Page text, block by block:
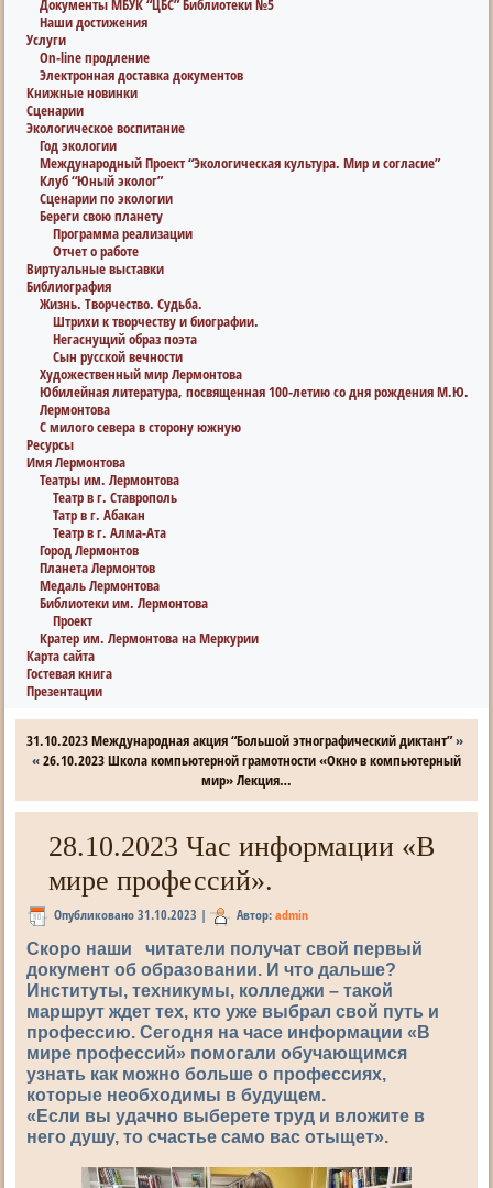
Документы МБУК “ЦБС” Библиотеки №5
Наши достижения
Услуги
On-line продление
Электронная доставка документов
Книжные новинки
Сценарии
Экологическое воспитание
Год экологии
Международный Проект “Экологическая культура. Мир и согласие”
Клуб “Юный эколог”
Сценарии по экологии
Береги свою планету
Программа реализации
Отчет о работе
Виртуальные выставки
Библиография
Жизнь. Творчество. Судьба.
Штрихи к творчеству и биографии.
Негаснущий образ поэта
Сын русской вечности
Художественный мир Лермонтова
Юбилейная литература, посвященная 100-летию со дня рождения М.Ю.
Лермонтова
С милого севера в сторону южную
Ресурсы
Имя Лермонтова
Театры им. Лермонтова
Театр в г. Ставрополь
Татр в г. Абакан
Театр в г. Алма-Ата
Город Лермонтов
Планета Лермонтов
Медаль Лермонтова
Библиотеки им. Лермонтова
Проект
Кратер им. Лермонтова на Меркурии
Карта сайта
Гостевая книга
Презентации
31.10.2023 Международная акция “Большой этнографический диктант”»
«26.10.2023 Школа компьютерной грамотности «Окно в компьютерный
мир» Лекция…
28.10.2023 Час информации «В
мире профессий».
Опубликовано 31.10.2023 | Автор: admin
Скоро наши читатели получат свой первый
документ об образовании. И что дальше?
Институты, техникумы, колледжи – такой
маршрут ждет тех, кто уже выбрал свой путь и
профессию. Сегодня на часе информации «В
мире профессий» помогали обучающимся
узнать как можно больше о профессиях,
которые необходимы в будущем.
«Если вы удачно выберете труд и вложите в
него душу, то счастье само вас отыщет».